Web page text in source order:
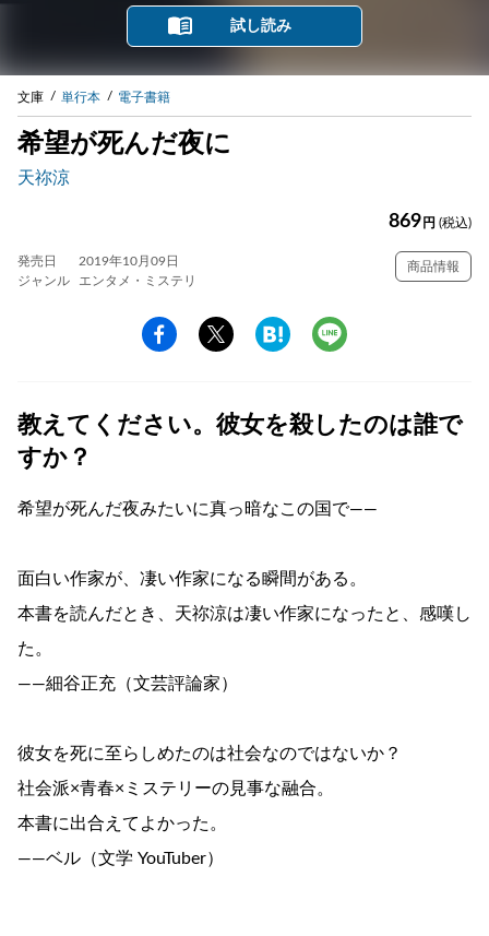
試し読み
文庫 単行本 電子書籍
希望が死んだ夜に
天祢涼
869 円 (税込)
発売日
2019年10月09日
ジャンル
エンタメ・ミステリ
商品情報
教えてください。彼女を殺したのは誰で
すか？
希望が死んだ夜みたいに真っ暗なこの国で――
面白い作家が、凄い作家になる瞬間がある。
本書を読んだとき、天祢涼は凄い作家になったと、感嘆し
た。
――細谷正充（文芸評論家）
彼女を死に至らしめたのは社会なのではないか？
社会派×青春×ミステリーの見事な融合。
本書に出合えてよかった。
――ベル（文学 YouTuber）